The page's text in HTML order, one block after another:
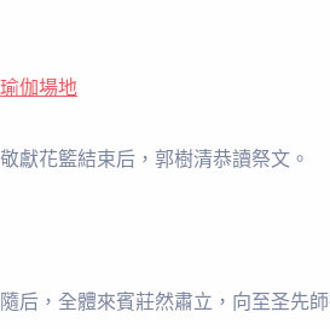
瑜伽場地
敬獻花籃結束后，郭樹清恭讀祭文。
隨后，全體來賓莊然肅立，向至圣先